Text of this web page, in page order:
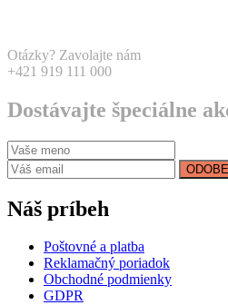
Otázky? Zavolajte nám
+421 919 111 000
Dostávajte špeciálne
Náš príbeh
Poštovné a platba
Reklamačný poriadok
Obchodné podmienky
GDPR